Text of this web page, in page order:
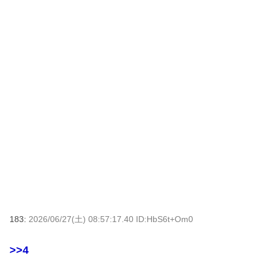
183: 2026/06/27(土) 08:57:17.40 ID:HbS6t+Om0
>>4